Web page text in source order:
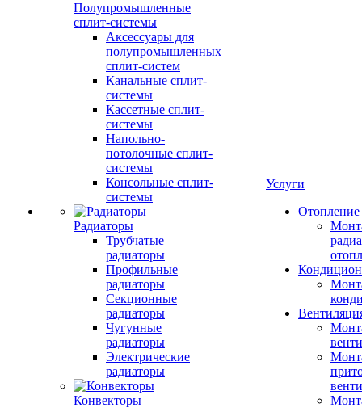
Полупромышленные
сплит-системы
Аксессуары для
полупромышленных
сплит-систем
Канальные сплит-
системы
Кассетные сплит-
системы
Напольно-
потолочные сплит-
системы
Консольные сплит-
системы
Радиаторы
Трубчатые
радиаторы
Профильные
радиаторы
Секционные
радиаторы
Чугунные
радиаторы
Электрические
радиаторы
Конвекторы
Услуги
Отопление